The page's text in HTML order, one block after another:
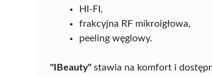
HI-FI,
frakcyjna RF mikroigłowa,
peeling węglowy.
"IBeauty" stawia na komfort i